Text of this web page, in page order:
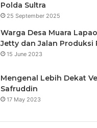
Polda Sultra
25 September 2025
Warga Desa Muara
Jetty dan Jalan Produksi
15 June 2023
Mengenal Lebih Dekat
Safruddin
17 May 2023